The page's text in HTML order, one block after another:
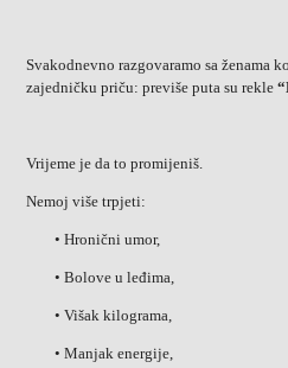
Svakodnevno razgovaramo sa ženama
zajedničku priču: previše puta su rekle
Vrijeme je da to promijeniš.
Nemoj više trpjeti:
• Hronični umor,
• Bolove u leđima,
• Višak kilograma,
• Manjak energije,